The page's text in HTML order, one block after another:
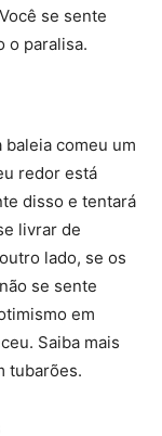
se sente
o paralisa.
comeu um
redor está
disso e tentará
livrar de
lado, se os
se sente
em
Saiba mais
tubarões.